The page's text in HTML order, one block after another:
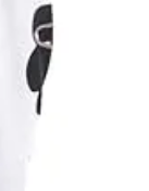
kalapok,
varázspálca,
seprű, szakáll,
bajusz, műanyag
korona, esernyő,
vasvilla, stb.